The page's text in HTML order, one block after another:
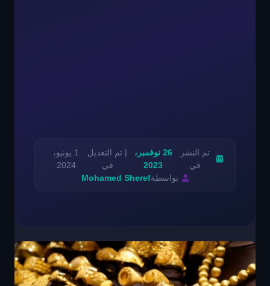
تم النشر
في
26 نوفمبر،
2023
| تم التعديل
في
1 يونيو،
2024
بواسطةMohamed Sheref